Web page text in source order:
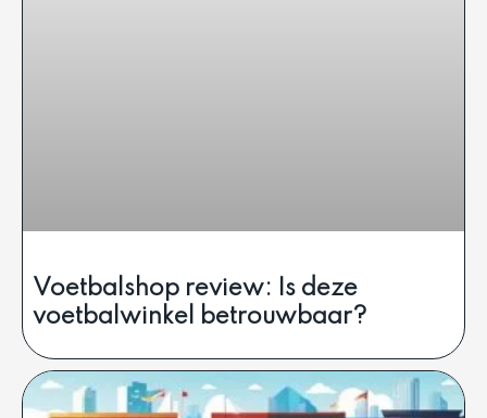
Voetbalshop review: Is deze
voetbalwinkel betrouwbaar?